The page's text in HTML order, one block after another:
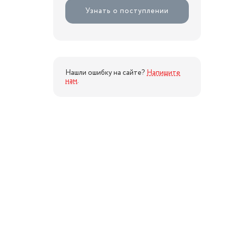
Узнать о поступлении
Нашли ошибку на сайте? Напишите
нам.